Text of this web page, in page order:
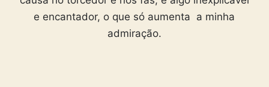
e encantador, o que só aumenta a minha
admiração.